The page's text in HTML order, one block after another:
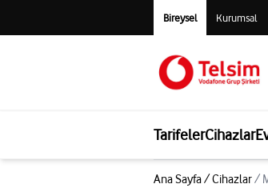
Bireysel Kurumsal
TarifelerCihazlar
Ana Sayfa/Cihazlar/